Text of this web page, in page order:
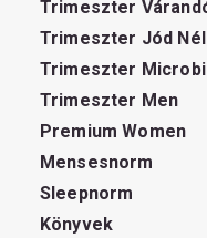
Trimeszter
Trimeszter Jód
Trimeszter
Trimeszter Men
Premium Women
Mensesnorm
Sleepnorm
Könyvek